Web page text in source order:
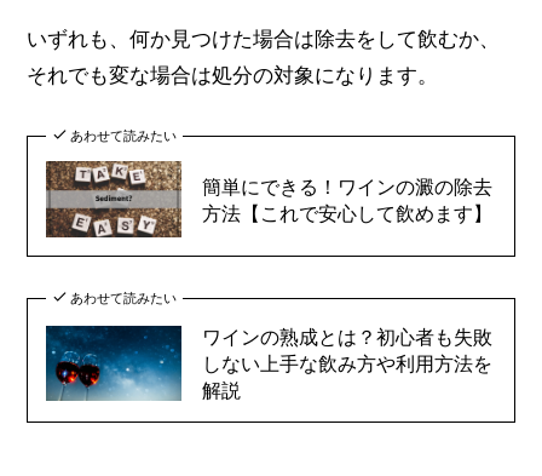
いずれも、何か見つけた場合は除去をして飲むか、
それでも変な場合は処分の対象になります。
あわせて読みたい
簡単にできる！ワインの澱の除去
方法【これで安心して飲めます】
あわせて読みたい
ワインの熟成とは？初心者も失敗
しない上手な飲み方や利用方法を
解説